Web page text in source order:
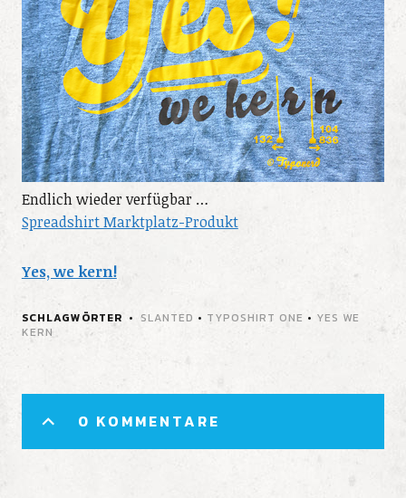
Endlich wieder verfügbar …
Spreadshirt Marktplatz-Produkt
Yes, we kern!
SCHLAGWÖRTER SLANTED • TYPOSHIRT ONE • YES WE
KERN
0 KOMMENTARE